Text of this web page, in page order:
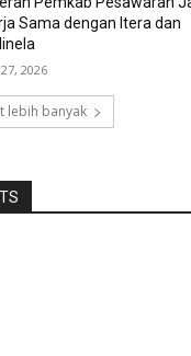
Sama dengan Itera dan
2026
lebih banyak